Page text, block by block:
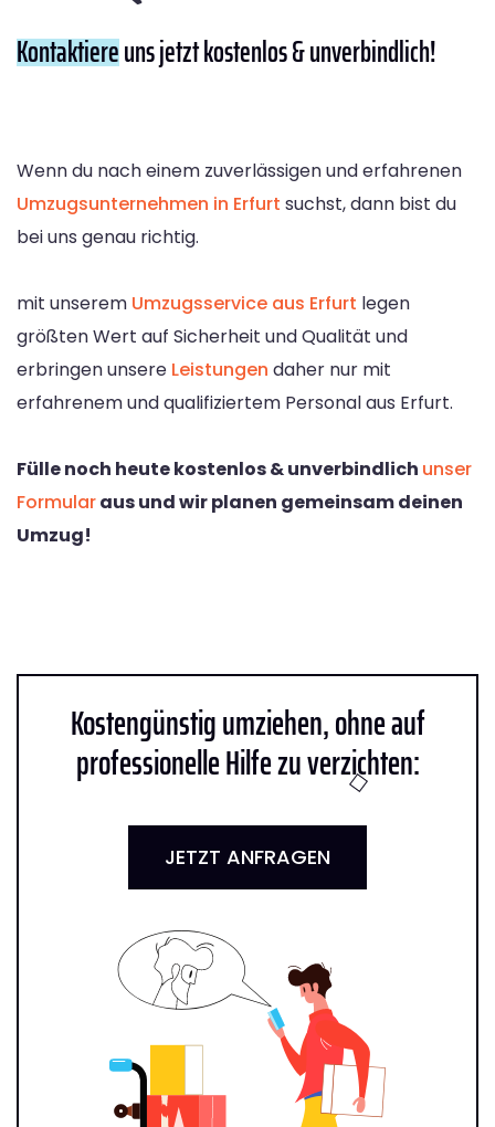
Kontaktiereuns jetzt kostenlos & unverbindlich!
Wenn du nach einem zuverlässigen und erfahrenen
Umzugsunternehmen in Erfurt suchst, dann bist du
bei uns genau richtig.
mit unserem Umzugsservice aus Erfurt legen
größten Wert auf Sicherheit und Qualität und
erbringen unsere Leistungen daher nur mit
erfahrenem und qualifiziertem Personal aus Erfurt.
Fülle noch heute kostenlos & unverbindlich unser
Formularaus und wir planen gemeinsam deinen
Umzug!
Kostengünstig umziehen, ohne auf
professionelle Hilfe zu verzichten:
JETZT ANFRAGEN